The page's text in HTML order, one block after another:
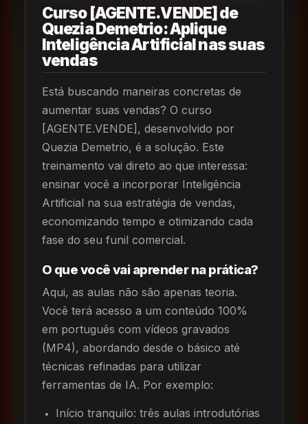
Curso [AGENTE.VENDE] de
Quezia Demetrio: Aplique
Inteligência Artificial nas suas
vendas
Está buscando maneiras concretas de
aumentar suas vendas? O curso
[AGENTE.VENDE], desenvolvido por
Quezia Demetrio, é a solução. Este
treinamento vai direto ao que interessa:
ensinar você a incorporar Inteligência
Artificial na sua estratégia de vendas,
economizando tempo e otimizando cada
fase do seu funil comercial.
O que você vai aprender na prática?
Aqui, as aulas não são apenas teoria.
Você terá acesso a um conteúdo 100%
em português com vídeos gravados
(MP4), abordando desde o básico até
técnicas refinadas para utilizar
ferramentas de IA. Por exemplo:
Início tranquilo: três aulas introdutórias